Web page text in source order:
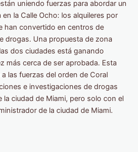
uniendo fuerzas para abordar un
la Calle Ocho: los alquileres por
han convertido en centros de
drogas. Una propuesta de zona
dos ciudades está ganando
más cerca de ser aprobada. Esta
las fuerzas del orden de Coral
e investigaciones de drogas
la ciudad de Miami, pero solo con el
de la ciudad de Miami.